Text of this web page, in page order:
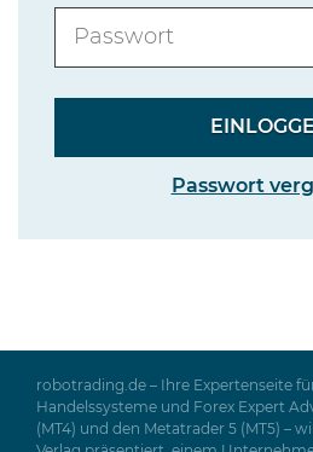
Passwort
robotrading.de – Ihre Expertenseite
Handelssysteme und Forex Expert
(MT4) und den Metatrader 5 (MT5) –